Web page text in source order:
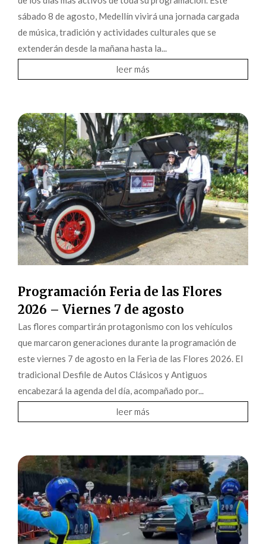
sábado 8 de agosto, Medellín vivirá una jornada cargada
de música, tradición y actividades culturales que se
extenderán desde la mañana hasta la...
leer más
Programación Feria de las Flores
2026 – Viernes 7 de agosto
Las flores compartirán protagonismo con los vehículos
que marcaron generaciones durante la programación de
este viernes 7 de agosto en la Feria de las Flores 2026. El
tradicional Desfile de Autos Clásicos y Antiguos
encabezará la agenda del día, acompañado por...
leer más